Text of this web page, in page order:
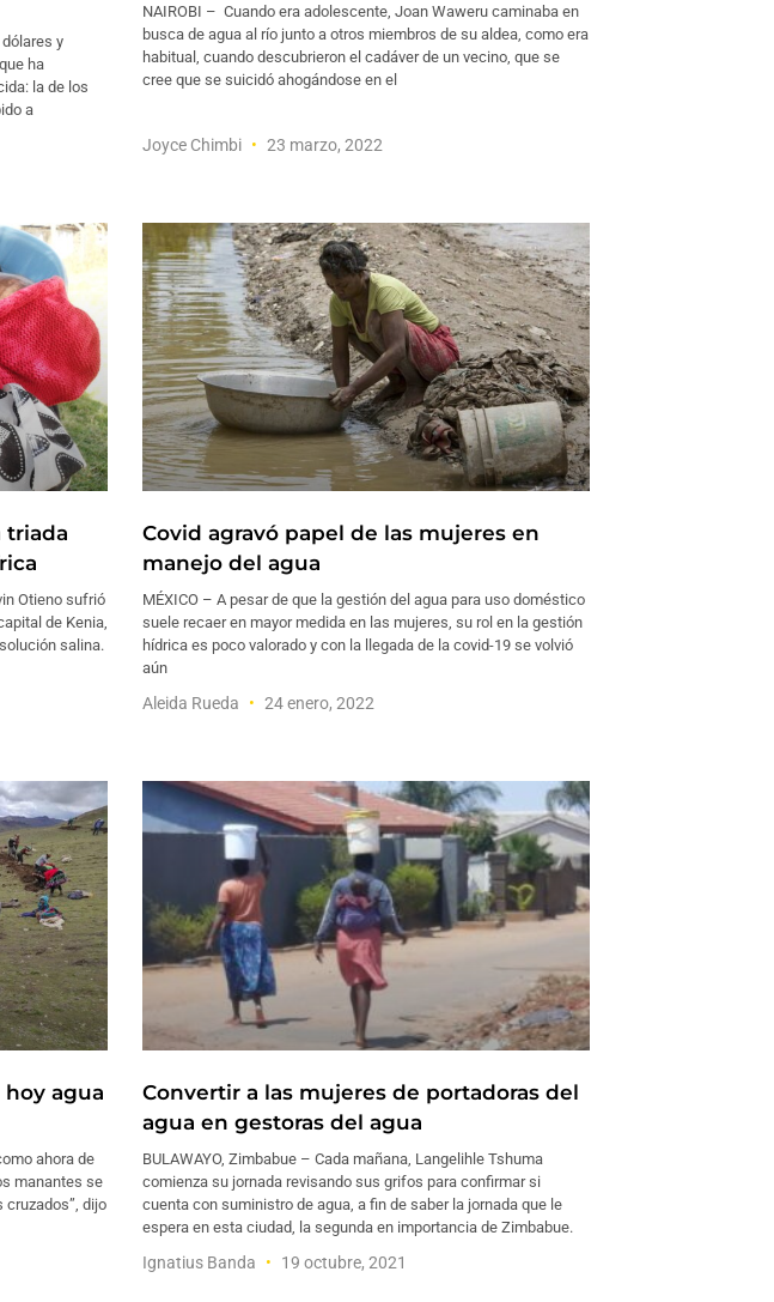
y
ha
la de los
a
NAIROBI – Cuando era adolescente, Joan Waweru caminaba en
busca de agua al río junto a otros miembros de su aldea, como era
habitual, cuando descubrieron el cadáver de un vecino, que se
cree que se suicidó ahogándose en el
Joyce Chimbi 23 marzo, 2022
triada
Otieno sufrió
de Kenia,
salina.
Covid agravó papel de las mujeres en
manejo del agua
MÉXICO – A pesar de que la gestión del agua para uso doméstico
suele recaer en mayor medida en las mujeres, su rol en la gestión
hídrica es poco valorado y con la llegada de la covid-19 se volvió
aún
Aleida Rueda 24 enero, 2022
agua
ahora de
manantes se
cruzados”, dijo
Convertir a las mujeres de portadoras del
agua en gestoras del agua
BULAWAYO, Zimbabue – Cada mañana, Langelihle Tshuma
comienza su jornada revisando sus grifos para confirmar si
cuenta con suministro de agua, a fin de saber la jornada que le
espera en esta ciudad, la segunda en importancia de Zimbabue.
Ignatius Banda 19 octubre, 2021